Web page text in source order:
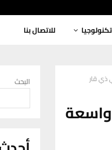
تكنولوجيا للاتصال بنا
ذي قار
البحث